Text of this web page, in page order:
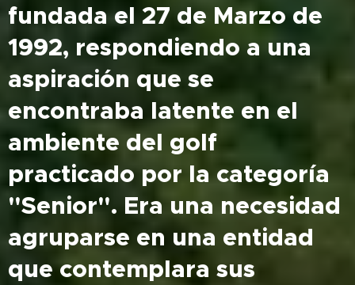
fundada el 27 de Marzo de
1992, respondiendo a una
aspiración que se
encontraba latente en el
ambiente del golf
practicado por la categoría
"Senior". Era una necesidad
agruparse en una entidad
que contemplara sus